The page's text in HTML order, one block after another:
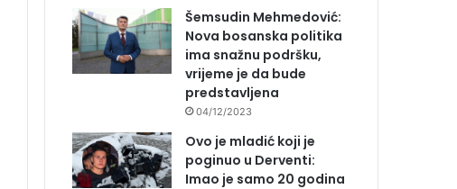
Šemsudin Mehmedović:
Nova bosanska politika
ima snažnu podršku,
vrijeme je da bude
predstavljena
04/12/2023
Ovo je mladić koji je
poginuo u Derventi:
Imao je samo 20 godina